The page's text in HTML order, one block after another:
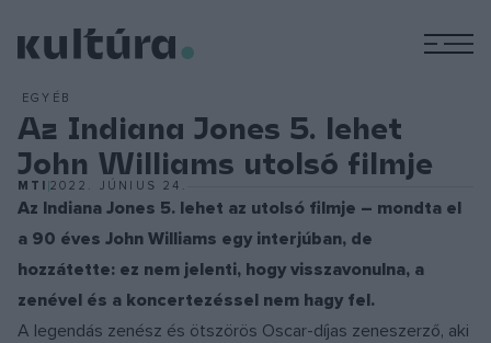
EGYÉB
Az Indiana Jones 5. lehet
John Williams utolsó filmje
MTI 2022. JÚNIUS 24.
Az Indiana Jones 5. lehet az utolsó filmje – mondta el
a 90 éves John Williams egy interjúban, de
hozzátette: ez nem jelenti, hogy visszavonulna, a
zenével és a koncertezéssel nem hagy fel.
A legendás zenész és ötszörös Oscar-díjas zeneszerző, aki